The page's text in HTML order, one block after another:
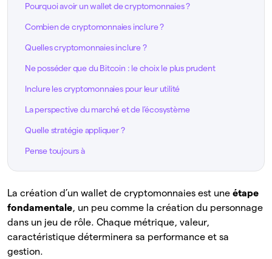
Pourquoi avoir un wallet de cryptomonnaies ?
Combien de cryptomonnaies inclure ?
Quelles cryptomonnaies inclure ?
Ne posséder que du Bitcoin : le choix le plus prudent
Inclure les cryptomonnaies pour leur utilité
La perspective du marché et de l’écosystème
Quelle stratégie appliquer ?
Pense toujours à
La création d’un wallet de cryptomonnaies est une étape
fondamentale, un peu comme la création du personnage
dans un jeu de rôle. Chaque métrique, valeur,
caractéristique déterminera sa performance et sa
gestion.